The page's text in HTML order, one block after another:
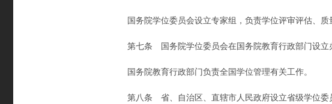
国务院学位委员会设立专家组，负责学位评审评估、质
第七条 国务院学位委员会在国务院教育行政部门设立
国务院教育行政部门负责全国学位管理有关工作。
第八条 省、自治区、直辖市人民政府设立省级学位委